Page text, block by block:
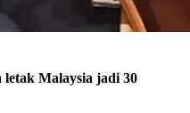
letak Malaysia jadi 30